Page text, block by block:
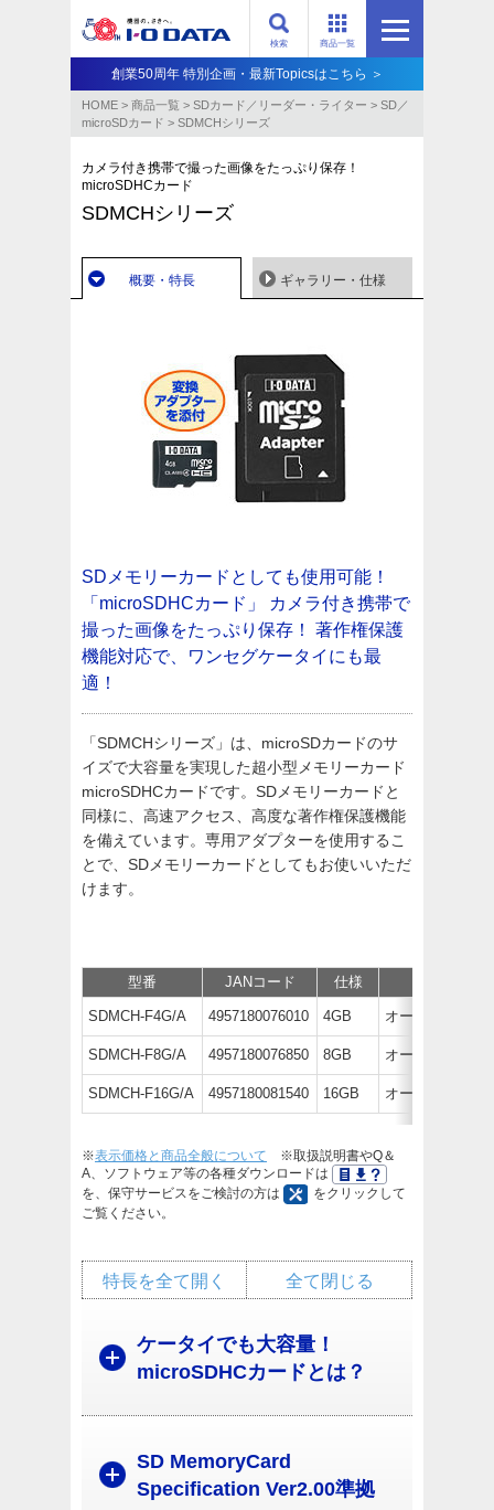
商品一覧
検索
創業50周年 特別企画・最新Topicsはこちら ＞
HOME > 商品一覧 > SDカード／リーダー・ライター > SD／
microSDカード > SDMCHシリーズ
カメラ付き携帯で撮った画像をたっぷり保存！
microSDHCカード
SDMCHシリーズ
概要・特長 ギャラリー・仕様
SDメモリーカードとしても使用可能！
「microSDHCカード」
カメラ付き携帯で
撮った画像をたっぷり保存！
著作権保護
機能対応で、ワンセグケータイにも最
適！
「SDMCHシリーズ」は、microSDカードのサ
イズで大容量を実現した超小型メモリーカード
microSDHCカードです。SDメモリーカードと
同様に、高速アクセス、高度な著作権保護機能
を備えています。専用アダプターを使用するこ
とで、SDメモリーカードとしてもお使いいただ
けます。
型番 JANコード 仕様
SDMCH-F4G/A 4957180076010 4GB オープン価格
SDMCH-F8G/A 4957180076850 8GB オープン価格
SDMCH-F16G/A 4957180081540 16GB オープン価格
※表示価格と商品全般について ※取扱説明書やQ＆
A、ソフトウェア等の各種ダウンロードは
を、保守サービスをご検討の方は
をクリックして
ご覧ください。
全て閉じる
特長を全て開く
ケータイでも大容量！
microSDHCカードとは？
SD MemoryCard
Specification Ver2.00準拠